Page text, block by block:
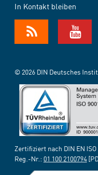
In Kontakt bleiben
© 2026 DIN Deutsches
Zertifiziert nach DIN EN
Reg.-Nr.: 01 100 2100794